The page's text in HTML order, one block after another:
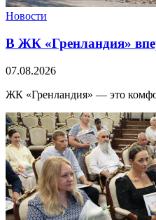
Новости
В ЖК «Гренландия»
07.08.2026
ЖК «Гренландия» — это